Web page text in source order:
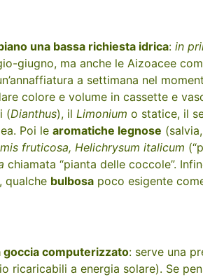
una bassa richiesta idrica: in
giugno, ma anche le Aizoacee
a settimana nel
colore e volume in cassette e
(Dianthus), il Limonium o statice, il
Poi le aromatiche legnose
fruticosa, Helichrysum italicum
chiamata “pianta delle coccole”.
qualche bulbosa poco esigente
goccia computerizzato: serve una
a energia solare). Se